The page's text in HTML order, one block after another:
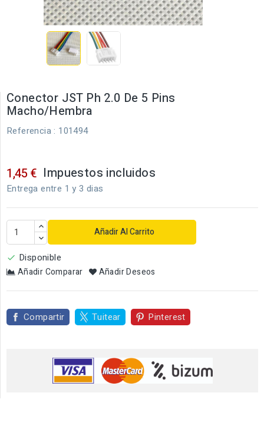
Conector JST Ph 2.0 De 5 Pins
Macho/Hembra
Referencia : 101494
1,45 € Impuestos incluidos
Entrega entre 1 y 3 dias
Añadir Al Carrito
 Disponible
Añadir Comparar Añadir Deseos
Compartir Tuitear Pinterest